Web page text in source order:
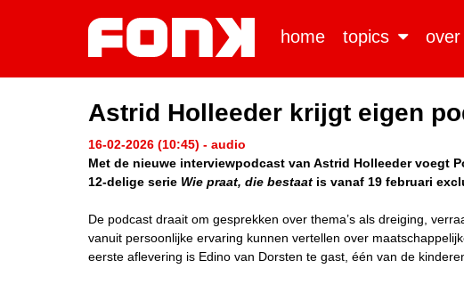
home topics
Astrid Holleeder krijgt eigen
16-02-2026 (10:45) - audio
Met de nieuwe interviewpodcast van Astrid Holleeder voegt
12-delige serie Wie praat, die bestaat is vanaf 19 februari
De podcast draait om gesprekken over thema’s als dreiging,
vanuit persoonlijke ervaring kunnen vertellen over
eerste aflevering is Edino van Dorsten te gast, één van de